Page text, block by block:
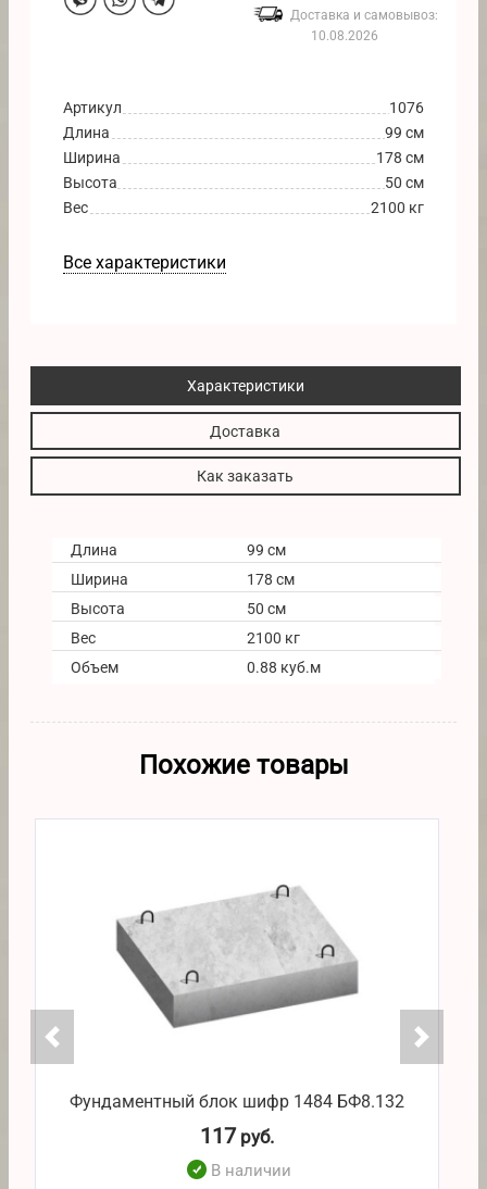
Доставка и самовывоз:
10.08.2026
Артикул
1076
Длина
99 см
Ширина
178 см
Высота
50 см
Вес
2100 кг
Все характеристики
Характеристики
Доставка
Как заказать
Длина
99 см
Ширина
178 см
Высота
50 см
Вес
2100 кг
Объем
0.88 куб.м
Похожие товары
Фундаментный блок шифр 1484 БФ8.132
117 руб.
В наличии